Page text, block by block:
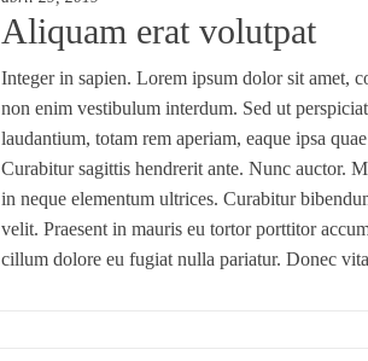
Aliquam erat volutpat
Integer in sapien. Lorem ipsum dolor sit amet,
non enim vestibulum interdum. Sed ut
laudantium, totam rem aperiam, eaque ipsa
Curabitur sagittis hendrerit ante. Nunc auctor.
in neque elementum ultrices. Curabitur
velit. Praesent in mauris eu tortor porttitor
cillum dolore eu fugiat nulla pariatur. Donec